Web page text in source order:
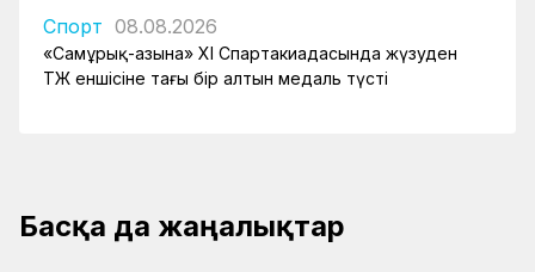
Спорт 08.08.2026
«Самұрық-Қазына» XI Спартакиадасында жүзуден
ҚТЖ еншісіне тағы бір алтын медаль түсті
Басқа да жаңалықтар